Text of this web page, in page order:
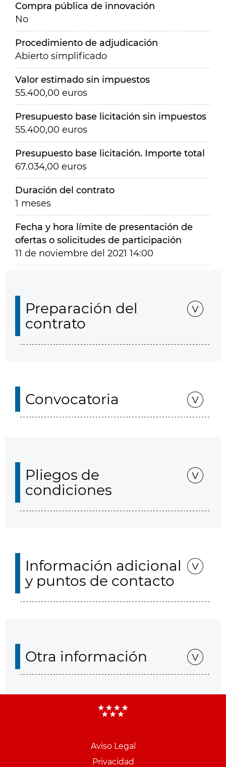
Compra pública de innovación
No
Procedimiento de adjudicación
Abierto simplificado
Valor estimado sin impuestos
55.400,00 euros
Presupuesto base licitación sin impuestos
55.400,00 euros
Presupuesto base licitación. Importe total
67.034,00 euros
Duración del contrato
1 meses
Fecha y hora límite de presentación de
ofertas o solicitudes de participación
11 de noviembre del 2021 14:00
Preparación del
contrato
Convocatoria
Pliegos de
condiciones
Información adicional
y puntos de contacto
Otra información
Aviso Legal
Privacidad